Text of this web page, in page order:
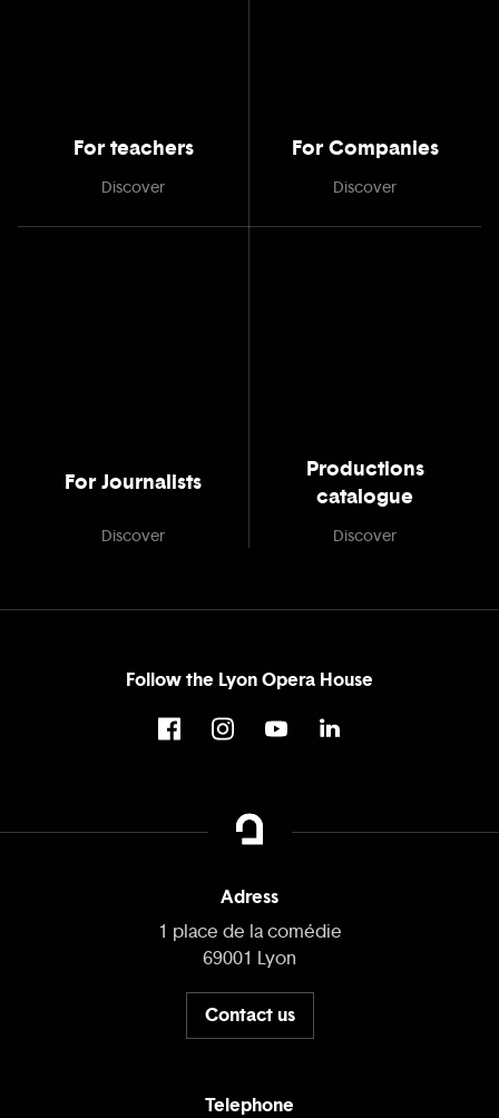
For teachers
Discover
For Companies
Discover
For Journalists
Discover
Productions
catalogue
Discover
Follow the Lyon Opera House
Adress
1 place de la comédie
69001 Lyon
Contact us
Telephone